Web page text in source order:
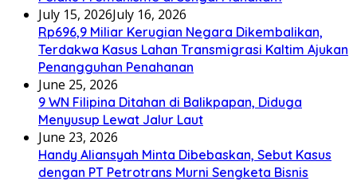
July 15, 2026July 16, 2026
Rp696,9 Miliar Kerugian Negara Dikembalikan,
Terdakwa Kasus Lahan Transmigrasi Kaltim Ajukan
Penangguhan Penahanan
June 25, 2026
9 WN Filipina Ditahan di Balikpapan, Diduga
Menyusup Lewat Jalur Laut
June 23, 2026
Handy Aliansyah Minta Dibebaskan, Sebut Kasus
dengan PT Petrotrans Murni Sengketa Bisnis